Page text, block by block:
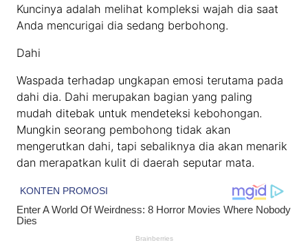
Kuncinya adalah melihat kompleksi wajah dia saat
Anda mencurigai dia sedang berbohong.
Dahi
Waspada terhadap ungkapan emosi terutama pada
dahi dia. Dahi merupakan bagian yang paling
mudah ditebak untuk mendeteksi kebohongan.
Mungkin seorang pembohong tidak akan
mengerutkan dahi, tapi sebaliknya dia akan menarik
dan merapatkan kulit di daerah seputar mata.